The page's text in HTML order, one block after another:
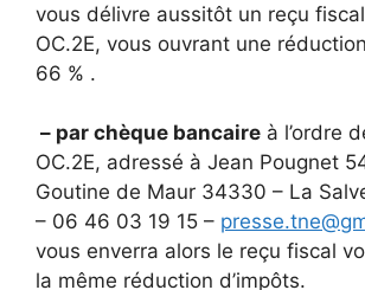
vous délivre aussitôt un reçu
OC.2E, vous ouvrant une
66 % .
– par chèque bancaire à l’ordre
OC.2E, adressé à Jean Pougnet
Goutine de Maur 34330 – La
– 06 46 03 19 15 –
vous enverra alors le reçu fiscal
la même réduction d’impôts.